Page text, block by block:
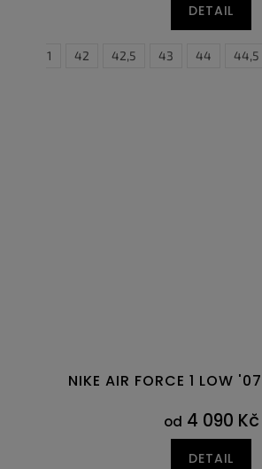
DETAIL
41 42 42,5 43 44 44,5
37
NIKE AIR FORCE 1 LOW
od 4 090 Kč
DETAIL